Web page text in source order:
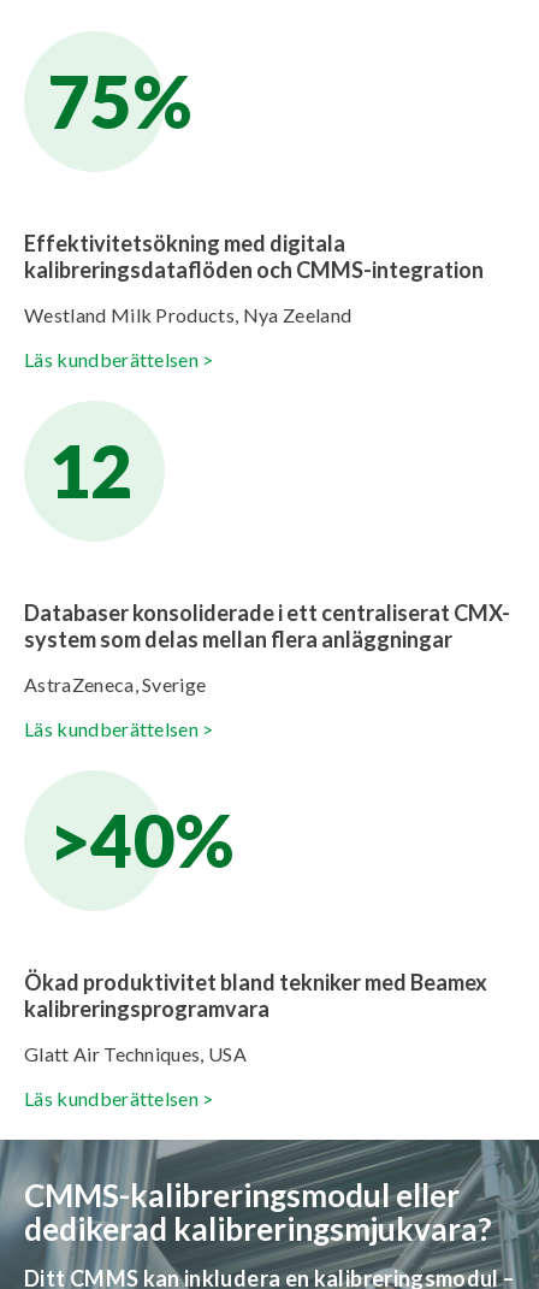
75%
Effektivitetsökning med digitala
kalibreringsdataflöden och CMMS-integration
Westland Milk Products, Nya Zeeland
Läs kundberättelsen >
12
Databaser konsoliderade i ett centraliserat CMX-
system som delas mellan flera anläggningar
AstraZeneca, Sverige
Läs kundberättelsen >
>40%
Ökad produktivitet bland tekniker med Beamex
kalibreringsprogramvara
Glatt Air Techniques, USA
Läs kundberättelsen >
CMMS-kalibreringsmodul eller
dedikerad kalibreringsmjukvara?
Ditt CMMS kan inkludera en kalibreringsmodul –